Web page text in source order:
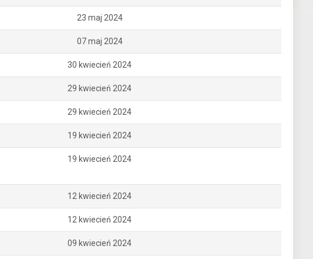
23 maj 2024
07 maj 2024
30 kwiecień 2024
29 kwiecień 2024
29 kwiecień 2024
19 kwiecień 2024
19 kwiecień 2024
12 kwiecień 2024
12 kwiecień 2024
09 kwiecień 2024